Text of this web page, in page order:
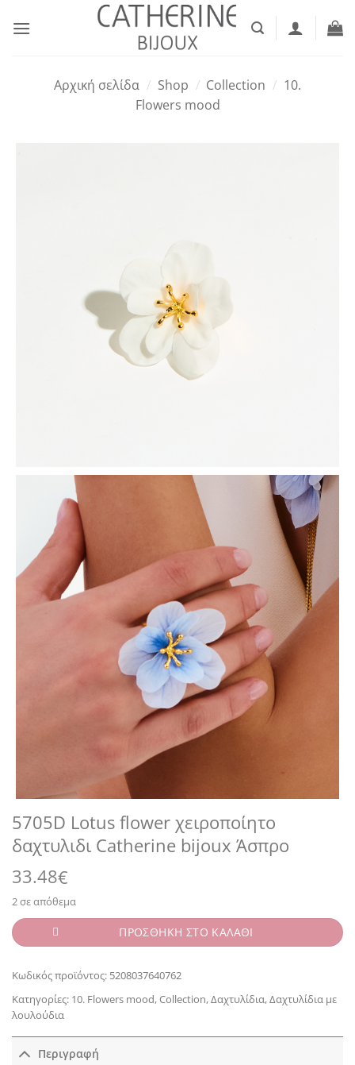
στο
Αρχική σελίδα / Shop / Collection / 10.
Flowers mood
5705D Lotus flower χειροποίητο
δαχτυλιδι Catherine bijoux Άσπρο
33.48€
2 σε απόθεμα
ΠΡΟΣΘΗΚΗ ΣΤΟ ΚΑΛΑΘΙ
Κωδικός προϊόντος: 5208037640762
Κατηγορίες: 10. Flowers mood,Collection,Δαχτυλίδια,Δαχτυλίδια με
λουλούδια
Περιγραφή